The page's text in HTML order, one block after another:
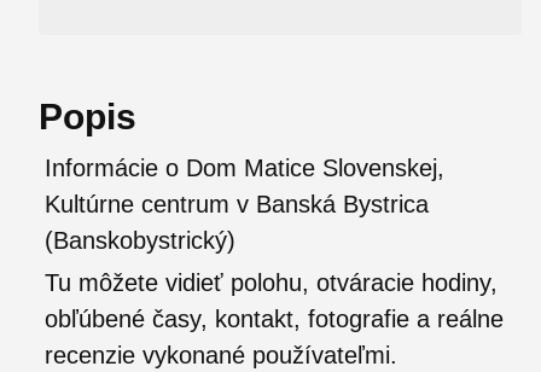
Popis
Informácie o Dom Matice Slovenskej,
Kultúrne centrum v Banská Bystrica
(Banskobystrický)
Tu môžete vidieť polohu, otváracie hodiny,
obľúbené časy, kontakt, fotografie a reálne
recenzie vykonané používateľmi.